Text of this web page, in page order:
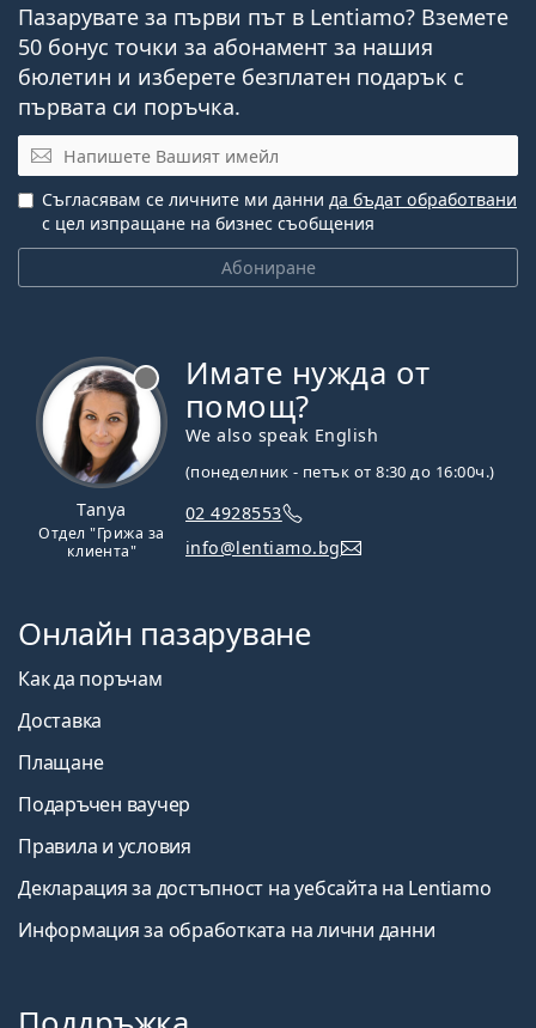
Пазарувате за първи път в Lentiamo? Вземете
50 бонус точки за абонамент за нашия
бюлетин и изберете безплатен подарък с
първата си поръчка.
Имейл
Абониране
Съгласявам се личните ми данни да бъдат обработвани
с цел изпращане на бизнес съобщения
Tanya
Отдел "Грижа за
клиента"
Имате нужда от
помощ?
We also speak English
(понеделник - петък от 8:30 до 16:00ч.)
02 4928553
info@lentiamo.bg
Онлайн пазаруване
Как да поръчам
Доставка
Плащане
Подаръчен ваучер
Правила и условия
Декларация за достъпност на уебсайта на Lentiamo
Информация за обработката на лични данни